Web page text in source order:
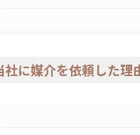
社に媒介を依頼した理